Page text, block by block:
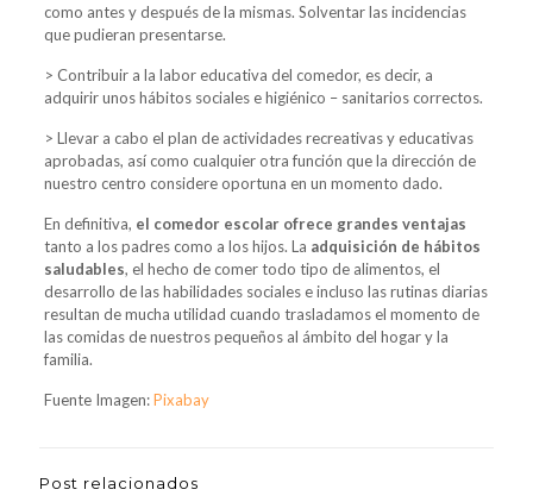
como antes y después de la mismas. Solventar las incidencias
que pudieran presentarse.
> Contribuir a la labor educativa del comedor, es decir, a
adquirir unos hábitos sociales e higiénico – sanitarios correctos.
> Llevar a cabo el plan de actividades recreativas y educativas
aprobadas, así como cualquier otra función que la dirección de
nuestro centro considere oportuna en un momento dado.
En definitiva, el comedor escolar ofrece grandes ventajas
tanto a los padres como a los hijos. La adquisición de hábitos
saludables, el hecho de comer todo tipo de alimentos, el
desarrollo de las habilidades sociales e incluso las rutinas diarias
resultan de mucha utilidad cuando trasladamos el momento de
las comidas de nuestros pequeños al ámbito del hogar y la
familia.
Fuente Imagen:Pixabay
Post relacionados